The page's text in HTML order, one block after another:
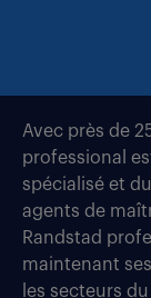
Avec près de
professional
spécialisé et
agents de
Randstad
maintenant
les secteurs